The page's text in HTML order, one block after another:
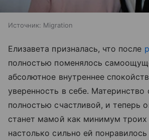
Источник: Migration
Елизавета призналась, что после
полностью поменялось
абсолютное внутреннее
уверенность в себе. Материнство
полностью счастливой, и теперь
станет мамой как минимум троих
настолько сильно ей